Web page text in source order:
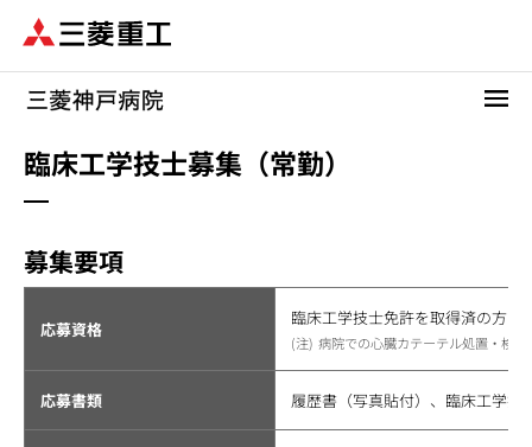
ン
臨床工学技士募集（常勤）
募集要項
応募資格
臨床工学技士免許を取
病院での心臓カテーテル処置・検
応募書類 履歴書（写真貼付）、臨床工学技